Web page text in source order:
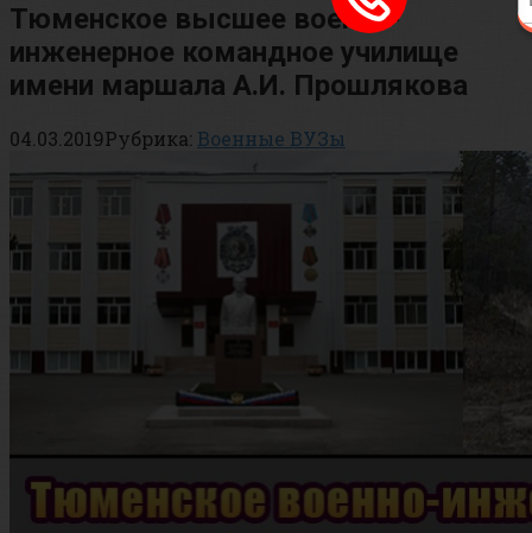
Тюменское высшее военно-
инженерное командное училище
имени маршала А.И. Прошлякова
04.03.2019Рубрика: Военные ВУЗы